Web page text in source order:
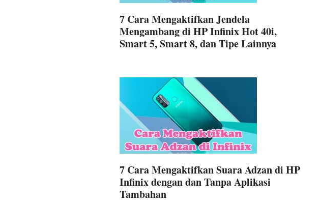
7 Cara Mengaktifkan Jendela
Mengambang di HP Infinix Hot 40i,
Smart 5, Smart 8, dan Tipe Lainnya
7 Cara Mengaktifkan Suara Adzan di HP
Infinix dengan dan Tanpa Aplikasi
Tambahan